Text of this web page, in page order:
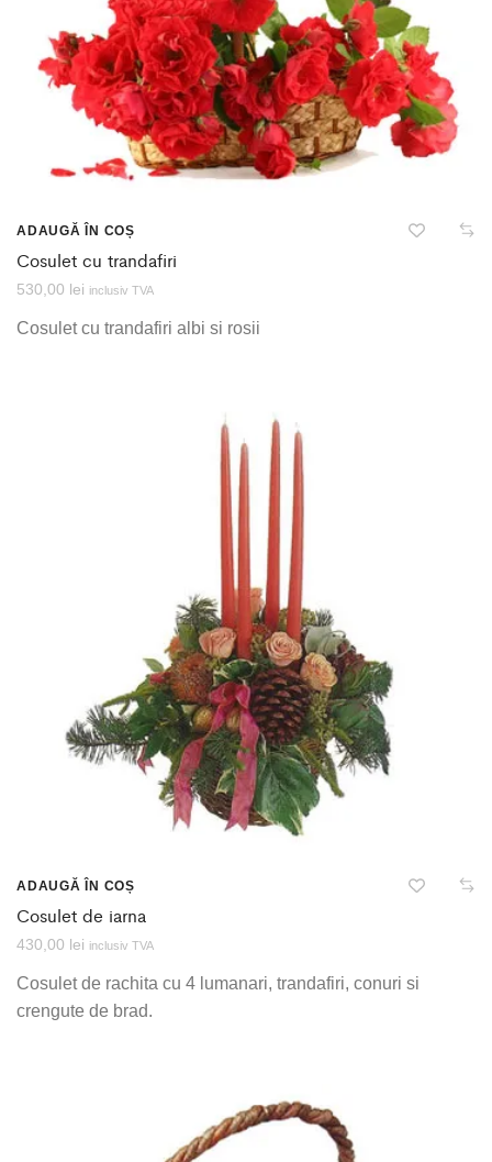
ADAUGĂ ÎN COȘ
Cosulet cu trandafiri
530,00 lei inclusiv TVA
Cosulet cu trandafiri albi si rosii
ADAUGĂ ÎN COȘ
Cosulet de iarna
430,00 lei inclusiv TVA
Cosulet de rachita cu 4 lumanari, trandafiri, conuri si
crengute de brad.